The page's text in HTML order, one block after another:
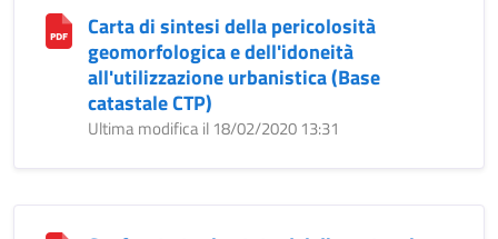
Carta di sintesi della pericolosità
geomorfologica e dell'idoneità
all'utilizzazione urbanistica (Base
catastale CTP)
Ultima modifica il 18/02/2020 13:31